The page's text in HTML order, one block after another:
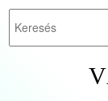
Ugrás a fő
Kezdőlapra